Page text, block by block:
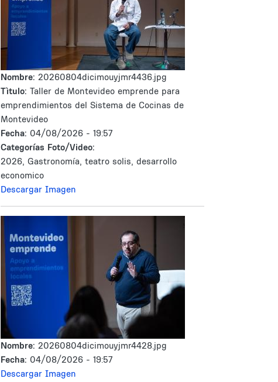
Nombre: 20260804dicimouyjmr4436.jpg
Tìtulo: Taller de Montevideo emprende para
emprendimientos del Sistema de Cocinas de
Montevideo
Fecha: 04/08/2026 - 19:57
Categorías Foto/Video:
2026, Gastronomía, teatro solis, desarrollo
economico
Descargar Imagen
Nombre: 20260804dicimouyjmr4428.jpg
Fecha: 04/08/2026 - 19:57
Descargar Imagen